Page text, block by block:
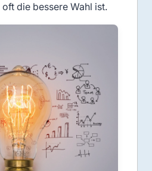
die bessere Wahl ist.